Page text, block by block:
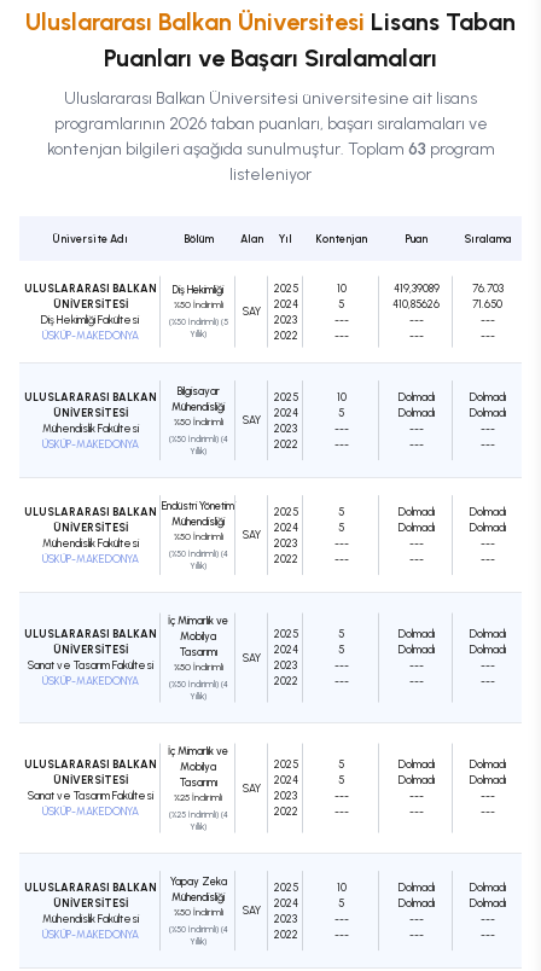
Uluslararası Balkan Üniversitesi Lisans Taban
Puanları ve Başarı Sıralamaları
Uluslararası Balkan Üniversitesi üniversitesine ait lisans
programlarının 2026 taban puanları, başarı sıralamaları ve
kontenjan bilgileri aşağıda sunulmuştur. Toplam 63 program
listeleniyor
Üniversite Adı Bölüm Alan Yıl Kontenjan Puan Sıralama
ULUSLARARASI BALKAN
ÜNİVERSİTESİ
Diş Hekimliği Fakültesi
ÜSKÜP-MAKEDONYA
Diş Hekimliği
%50 İndirimli
(%50 İndirimli) (5
Yıllık)
SAY
2025
2024
2023
2022
10
5
---
---
419,39089
410,85626
---
---
76.703
71.650
---
---
ULUSLARARASI BALKAN
ÜNİVERSİTESİ
Mühendislik Fakültesi
ÜSKÜP-MAKEDONYA
Bilgisayar
Mühendisliği
%50 İndirimli
(%50 İndirimli) (4
Yıllık)
SAY
2025
2024
2023
2022
10
5
---
---
Dolmadı
Dolmadı
---
---
Dolmadı
Dolmadı
---
---
ULUSLARARASI BALKAN
ÜNİVERSİTESİ
Mühendislik Fakültesi
ÜSKÜP-MAKEDONYA
Endüstri Yönetimi
Mühendisliği
%50 İndirimli
(%50 İndirimli) (4
Yıllık)
SAY
2025
2024
2023
2022
5
5
---
---
Dolmadı
Dolmadı
---
---
Dolmadı
Dolmadı
---
---
ULUSLARARASI BALKAN
ÜNİVERSİTESİ
Sanat ve Tasarım Fakültesi
ÜSKÜP-MAKEDONYA
İç Mimarlık ve
Mobilya
Tasarımı
%50 İndirimli
(%50 İndirimli) (4
Yıllık)
SAY
2025
2024
2023
2022
5
5
---
---
Dolmadı
Dolmadı
---
---
Dolmadı
Dolmadı
---
---
ULUSLARARASI BALKAN
ÜNİVERSİTESİ
Sanat ve Tasarım Fakültesi
ÜSKÜP-MAKEDONYA
İç Mimarlık ve
Mobilya
Tasarımı
%25 İndirimli
(%25 İndirimli) (4
Yıllık)
SAY
2025
2024
2023
2022
5
5
---
---
Dolmadı
Dolmadı
---
---
Dolmadı
Dolmadı
---
---
ULUSLARARASI BALKAN
ÜNİVERSİTESİ
Mühendislik Fakültesi
ÜSKÜP-MAKEDONYA
Yapay Zeka
Mühendisliği
%50 İndirimli
(%50 İndirimli) (4
Yıllık)
SAY
2025
2024
2023
2022
10
5
---
---
Dolmadı
Dolmadı
---
---
Dolmadı
Dolmadı
---
---